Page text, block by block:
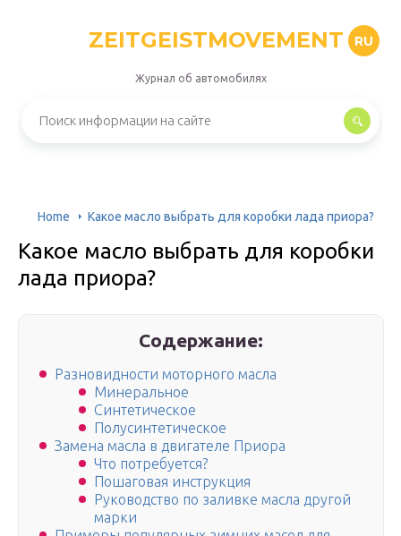
ZEITGEISTMOVEMENT RU
Журнал об автомобилях
Home Какое масло выбрать для коробки лада приора?
Какое масло выбрать для коробки
лада приора?
Содержание:
Разновидности моторного масла
Минеральное
Синтетическое
Полусинтетическое
Замена масла в двигателе Приора
Что потребуется?
Пошаговая инструкция
Руководство по заливке масла другой
марки